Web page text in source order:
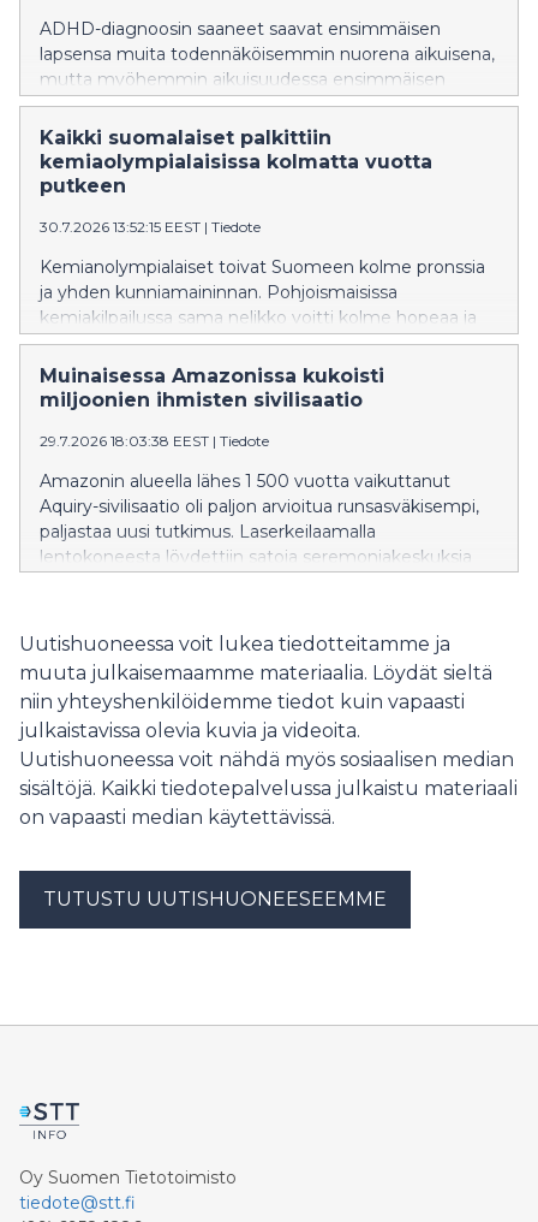
ADHD-diagnoosin saaneet saavat ensimmäisen
lapsensa muita todennäköisemmin nuorena aikuisena,
mutta myöhemmin aikuisuudessa ensimmäisen
lapsen saaminen on heillä muita
epätodennäköisempää. ADHD-diagnoosin saaneet
ovat yleensä muita useammin lapsettomia.
Kaikki suomalaiset palkittiin
kemiaolympialaisissa kolmatta vuotta
putkeen
30.7.2026 13:52:15 EEST | Tiedote
Kemianolympialaiset toivat Suomeen kolme pronssia
ja yhden kunniamaininnan. Pohjoismaisissa
kemiakilpailussa sama nelikko voitti kolme hopeaa ja
yhden pronssin.
Muinaisessa Amazonissa kukoisti
miljoonien ihmisten sivilisaatio
29.7.2026 18:03:38 EEST | Tiedote
Amazonin alueella lähes 1 500 vuotta vaikuttanut
Aquiry-sivilisaatio oli paljon arvioitua runsasväkisempi,
paljastaa uusi tutkimus. Laserkeilaamalla
lentokoneesta löydettiin satoja seremoniakeskuksia
Uutishuoneessa voit lukea tiedotteitamme ja
muuta julkaisemaamme materiaalia. Löydät sieltä
niin yhteyshenkilöidemme tiedot kuin vapaasti
julkaistavissa olevia kuvia ja videoita.
Uutishuoneessa voit nähdä myös sosiaalisen median
sisältöjä. Kaikki tiedotepalvelussa julkaistu materiaali
on vapaasti median käytettävissä.
TUTUSTU UUTISHUONEESEEMME
Oy Suomen Tietotoimisto
tiedote@stt.fi